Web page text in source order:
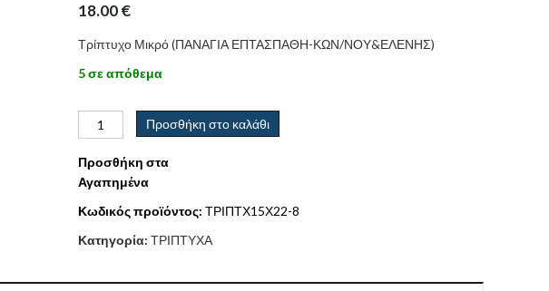
18.00€
Τρίπτυχο Μικρό (ΠΑΝΑΓΙΑ ΕΠΤΑΣΠΑΘΗ-ΚΩΝ/ΝΟΥ&ΕΛΕΝΗΣ)
5 σε απόθεμα
Προσθήκη στο καλάθι
Προσθήκη στα
Αγαπημένα
Κωδικός προϊόντος:ΤΡΙΠΤΧ15Χ22-8
Κατηγορία:ΤΡΙΠΤΥΧΑ